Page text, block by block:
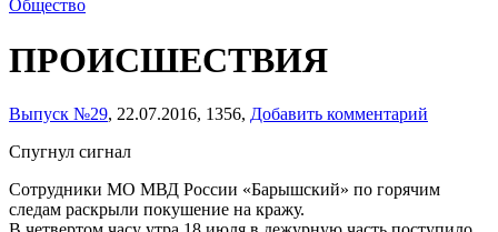
Общество
ПРОИСШЕСТВИЯ
Выпуск №29, 22.07.2016, 1356, Добавить комментарий
Спугнул сигнал
Сотрудники МО МВД России «Барышский» по горячим
следам раскрыли покушение на кражу.